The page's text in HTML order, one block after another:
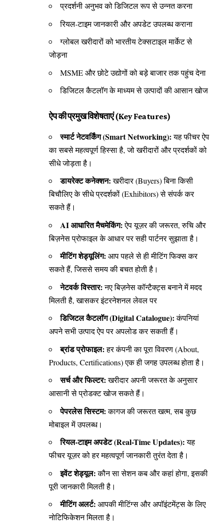
प्रदर्शनी अनुभव को डिजिटल रूप से उन्नत करना
रियल-टाइम जानकारी और अपडेट उपलब्ध कराना
ग्लोबल खरीदारों को भारतीय टेक्सटाइल मार्केट से
जोड़ना
MSME और छोटे उद्योगों को बड़े बाजार तक पहुंच देना
डिजिटल कैटलॉग के माध्यम से उत्पादों की आसान खोज
ऐप की प्रमुख विशेषताएं (Key Features)
स्मार्ट नेटवर्किंग (Smart Networking):यह फीचर ऐप
का सबसे महत्वपूर्ण हिस्सा है, जो खरीदारों और प्रदर्शकों को
सीधे जोड़ता है।
डायरेक्ट कनेक्शन:खरीदार (Buyers) बिना किसी
बिचौलिए के सीधे प्रदर्शकों (Exhibitors) से संपर्क कर
सकते हैं।
AI आधारित मैचमेकिंग:ऐप यूज़र की जरूरत, रुचि और
बिज़नेस प्रोफाइल के आधार पर सही पार्टनर सुझाता है।
मीटिंग शेड्यूलिंग: आप पहले से ही मीटिंग फिक्स कर
सकते हैं, जिससे समय की बचत होती है।
नेटवर्क विस्तार:नए बिज़नेस कॉन्टैक्ट्स बनाने में मदद
मिलती है, खासकर इंटरनेशनल लेवल पर
डिजिटल कैटलॉग (Digital Catalogue):कंपनियां
अपने सभी उत्पाद ऐप पर अपलोड कर सकती हैं।
ब्रांड प्रोफाइल:हर कंपनी का पूरा विवरण (About,
Products, Certifications) एक ही जगह उपलब्ध होता है।
सर्च और फिल्टर:खरीदार अपनी जरूरत के अनुसार
आसानी से प्रोडक्ट खोज सकते हैं।
पेपरलेस सिस्टम:कागज की जरूरत खत्म, सब कुछ
मोबाइल में उपलब्ध।
रियल-टाइम अपडेट (Real-Time Updates):यह
फीचर यूज़र को हर महत्वपूर्ण जानकारी तुरंत देता है।
इवेंट शेड्यूल:कौन सा सेशन कब और कहां होगा, इसकी
पूरी जानकारी मिलती है।
मीटिंग अलर्ट: आपकी मीटिंग्स और अपॉइंटमेंट्स के लिए
नोटिफिकेशन मिलता है।